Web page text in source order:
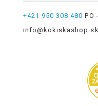
+421 950 308 480 PO
info@kokiskashop.sk